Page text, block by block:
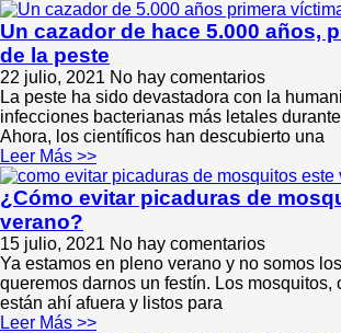
Un cazador de hace 5.000 años,
de la peste
22 julio, 2021 No hay comentarios
La peste ha sido devastadora con la
infecciones bacterianas más letales
Ahora, los científicos han descubierto una
Leer Más >>
¿Cómo evitar picaduras de
verano?
15 julio, 2021 No hay comentarios
Ya estamos en pleno verano y no somos
queremos darnos un festín. Los mosquitos,
están ahí afuera y listos para
Leer Más >>